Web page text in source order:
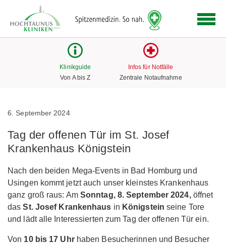
Link
zur
Klinikguide
Von A bis Z
Infos für Notfälle
Zentrale Notaufnahme
6. September 2024
Tag der offenen Tür im St. Josef
Krankenhaus Königstein
Nach den beiden Mega-Events in Bad Homburg und
Usingen kommt jetzt auch unser kleinstes Krankenhaus
ganz groß raus: Am Sonntag, 8. September 2024,öffnet
dasSt. Josef Krankenhaus in Königsteinseine Tore
und lädt alle Interessierten zum Tag der offenen Tür ein.
Von 10 bis 17 Uhrhaben Besucherinnen und Besucher